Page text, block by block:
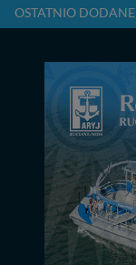
OSTATNIO DODANE